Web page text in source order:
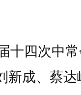
四次中常
新成、蔡